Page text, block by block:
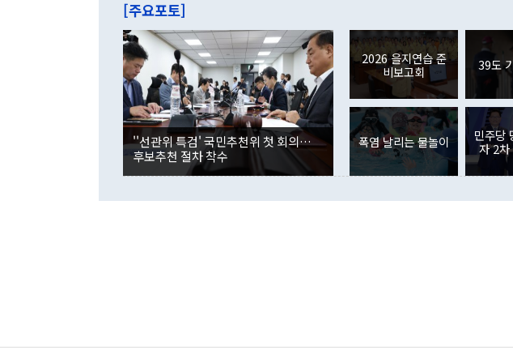
이 9월 러시아 블라디보스토크에서 열
며 "정부 차원에서 (참석을) 검토하고 있
은 "그것은 외교부의 몫"이라며 "아직
잘랐다. 정 장관이 이날 소개한 대북 구
않았다는 점에서 문제가 있다. 특히 주
사합의 복원, 4자회담 추진 등은 통일부
권이라는 지적이 나오고 있다. 이 대통령
뒤 "여기 업무보고에 발표했다고 승인난
부의 한 소식통은 "정 장관의 발언 내용은
를 거쳐 결정된 사안이 아닌 정 장관의
련 부처 장관이 정부의 공식 정책이 아닌
하고 대통령의 면전에서 '국군통수권자
이나 미국은 북한에 선비핵화를 공식적
였던 올해 3월(369억9000만달러)을 넘
인의 해외투자가 80억1000만달러, 외국
각각 증가했다. 증권투자에서는 외국인
국인의 국내 주식 투자는 차익실현 매
감소하며 전월(-310억5000만달러)에 이
경신했다. 외국인의 국내 채권투자는 세
분기 말 만기도래 영향으로 증가 폭이
다. 내국인의 해외 증권투자는 주식을
다. eoyn2@newspim.com
[주요포토]
''선관위 특검' 국민추천위 첫 회의…
후보추천 절차 착수
2026 을지연습 준
비보고회
39도
폭염 날리는 물놀이
민주당
자 2